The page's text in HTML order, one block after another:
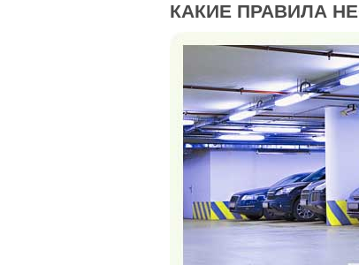
КАКИЕ ПРАВИЛА